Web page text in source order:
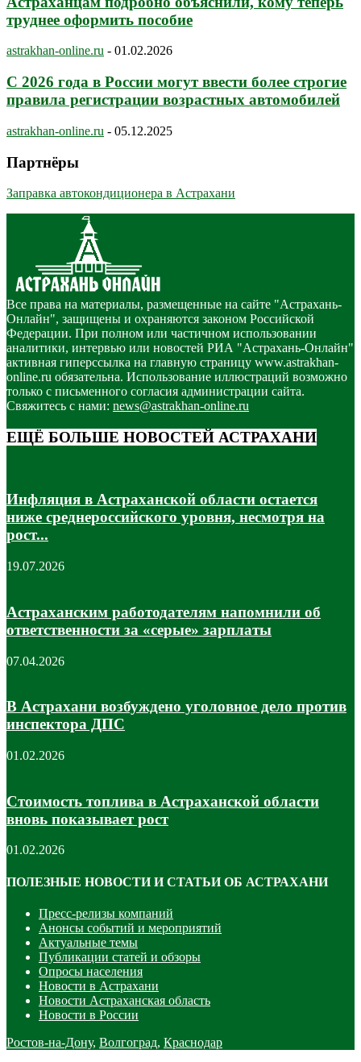
труднее оформить пособие
astrakhan-online.ru - 01.02.2026
С 2026 года в России могут ввести более строгие
правила регистрации возрастных автомобилей
astrakhan-online.ru - 05.12.2025
Партнёры
Заправка автокондиционера в Астрахани
Все права на материалы, размещенные на сайте "Астрахань-
Онлайн", защищены и охраняются законом Российской
Федерации. При полном или частичном использовании
аналитики, интервью или новостей РИА "Астрахань-Онлайн"
активная гиперссылка на главную страницу www.astrakhan-
online.ru обязательна. Использование иллюстраций возможно
только с письменного согласия администрации сайта.
Свяжитесь с нами: news@astrakhan-online.ru
ЕЩЁ БОЛЬШЕ НОВОСТЕЙ АСТРАХАНИ
Инфляция в Астраханской области остается
ниже среднероссийского уровня, несмотря на
рост...
19.07.2026
Астраханским работодателям напомнили об
ответственности за «серые» зарплаты
07.04.2026
В Астрахани возбуждено уголовное дело против
инспектора ДПС
01.02.2026
Стоимость топлива в Астраханской области
вновь показывает рост
01.02.2026
ПОЛЕЗНЫЕ НОВОСТИ И СТАТЬИ ОБ АСТРАХАНИ
Пресс-релизы компаний
Анонсы событий и мероприятий
Актуальные темы
Публикации статей и обзоры
Опросы населения
Новости в Астрахани
Новости Астраханская область
Новости в России
Ростов-на-Дону, Волгоград, Краснодар